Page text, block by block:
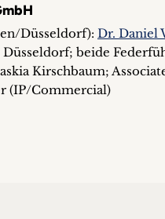
Düsseldorf): Dr. Daniel
beide
Kirschbaum;
(IP/Commercial)